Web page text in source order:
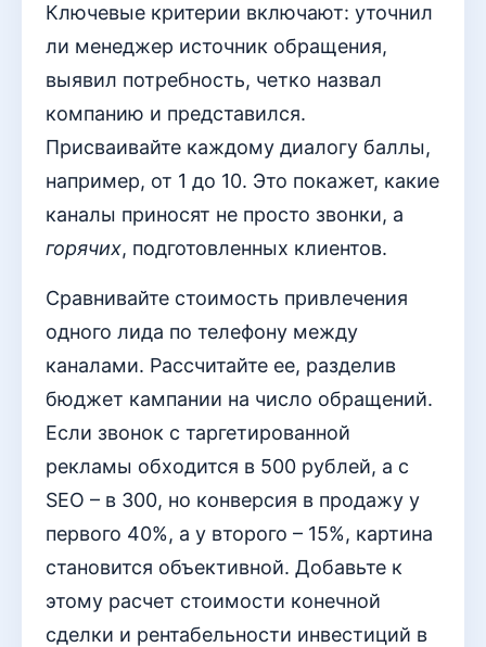
Ключевые критерии включают: уточнил
ли менеджер источник обращения,
выявил потребность, четко назвал
компанию и представился.
Присваивайте каждому диалогу баллы,
например, от 1 до 10. Это покажет, какие
каналы приносят не просто звонки, а
горячих, подготовленных клиентов.
Сравнивайте стоимость привлечения
одного лида по телефону между
каналами. Рассчитайте ее, разделив
бюджет кампании на число обращений.
Если звонок с таргетированной
рекламы обходится в 500 рублей, а с
SEO – в 300, но конверсия в продажу у
первого 40%, а у второго – 15%, картина
становится объективной. Добавьте к
этому расчет стоимости конечной
сделки и рентабельности инвестиций в